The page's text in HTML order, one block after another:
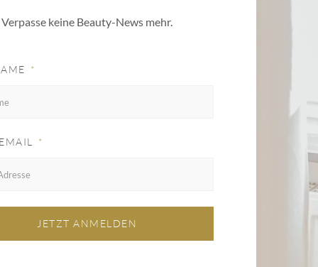
Verpasse keine Beauty-News mehr.
JETZT ANMELDEN